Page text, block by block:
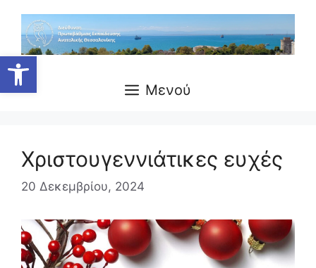
Ανοίξτε τη γραμμή εργαλείων
περιεχόμενο
Μενού
Χριστουγεννιάτικες ευχές
20 Δεκεμβρίου, 2024